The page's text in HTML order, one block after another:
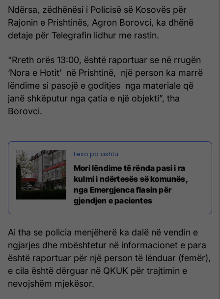
Ndërsa, zëdhënësi i Policisë së Kosovës për
Rajonin e Prishtinës, Agron Borovci, ka dhënë
detaje për Telegrafin lidhur me rastin.
“Rreth orës 13:00, është raportuar se në rrugën
‘Nora e Hotit’ në Prishtinë, një person ka marrë
lëndime si pasojë e goditjes nga materiale që
janë shkëputur nga çatia e një objekti”, tha
Borovci.
Mori lëndime të rënda pasi i ra
kulmi i ndërtesës së komunës,
nga Emergjenca flasin për
gjendjen e pacientes
Ai tha se policia menjëherë ka dalë në vendin e
ngjarjes dhe mbështetur në informacionet e para
është raportuar për një person të lënduar (femër),
e cila është dërguar në QKUK për trajtimin e
nevojshëm mjekësor.